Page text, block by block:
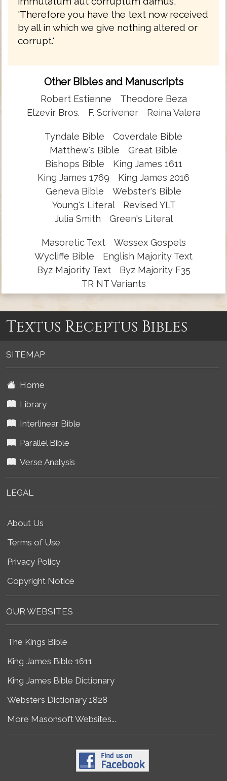
'Therefore you have the text now received
by all in which we give nothing altered or
corrupt.'
Other Bibles and Manuscripts
Robert Estienne
Theodore Beza
Elzevir Bros.
F. Scrivener Reina Valera
Tyndale Bible
Coverdale Bible
Matthew's Bible
Great Bible
Bishops Bible
King James 1611
King James 1769
King James 2016
Geneva Bible
Webster's Bible
Young's Literal
Revised YLT
Julia Smith
Green's Literal
Masoretic Text
Wessex Gospels
Wycliffe Bible
English Majority Text
Byz Majority Text
Byz Majority F35
TR NT Variants
Textus Receptus Bibles
SITEMAP
Home
Library
Interlinear Bible
Parallel Bible
Verse Analysis
LEGAL
About Us
Terms of Use
Privacy Policy
Copyright Notice
OUR WEBSITES
The Kings Bible
King James Bible 1611
King James Bible Dictionary
Websters Dictionary 1828
More Masonsoft Websites...